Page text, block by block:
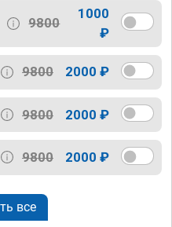
9800
1000
₽
9800 2000 ₽
9800 2000 ₽
9800 2000 ₽
все